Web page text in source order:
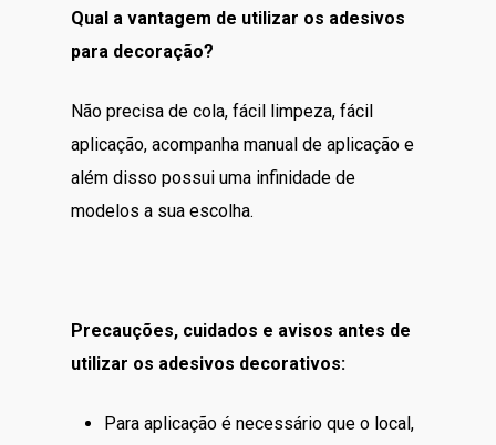
Qual a vantagem de utilizar os adesivos
para decoração?
Não precisa de cola, fácil limpeza, fácil
aplicação, acompanha manual de aplicação e
além disso possui uma infinidade de
modelos a sua escolha.
Precauções, cuidados e avisos antes de
utilizar os adesivos decorativos:
Para aplicação é necessário que o local,